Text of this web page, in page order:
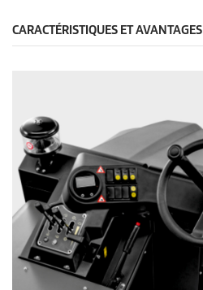
CARACTÉRISTIQUES ET AVANTAGES